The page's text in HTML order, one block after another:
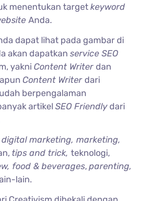
menentukan targetkeyword
Anda.
dapat lihat pada gambar di
akan dapatkanservice SEO
yakni Content Writer dan
Content Writer dari
berpengalaman
artikelSEO Friendly dari
digital marketing, marketing,
tips and trick,teknologi,
food & beverages,parenting,
lain.